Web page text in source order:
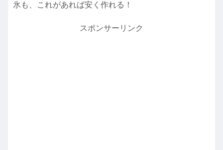
氷も、これがあれば安く作れる！
スポンサーリンク